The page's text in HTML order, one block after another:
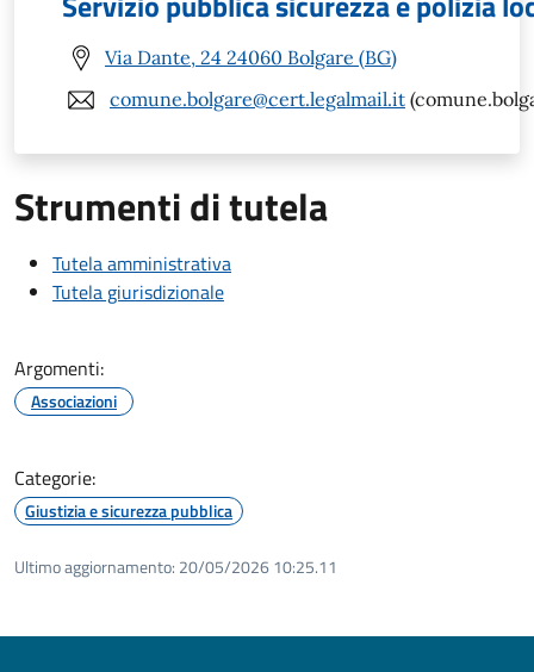
Via Dante, 24 24060 Bolgare (BG)
comune.bolgare@cert.legalmail.it
Strumenti di tutela
Tutela amministrativa
Tutela giurisdizionale
Argomenti:
Associazioni
Categorie:
Giustizia e sicurezza pubblica
Ultimo aggiornamento: 20/05/2026 10:25.11